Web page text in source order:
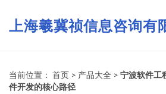
上海羲冀祯信息咨询有
当前位置： 首页 > 产品大全 > 宁波软件工
件开发的核心路径